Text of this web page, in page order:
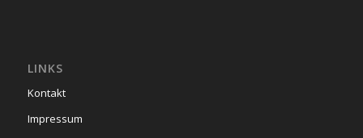
LINKS
Kontakt
Impressum